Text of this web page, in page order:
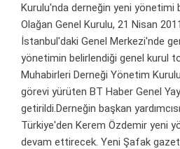
Kurulu'nda derneğin yeni yönetimi
Olağan Genel Kurulu, 21 Nisan
İstanbul'daki Genel Merkezi'nde
yönetimin belirlendiği genel kurul
Muhabirleri Derneği Yönetim
görevi yürüten BT Haber Genel
getirildi.Derneğin başkan
Türkiye'den Kerem Özdemir yeni
devam ettirecek. Yeni Şafak